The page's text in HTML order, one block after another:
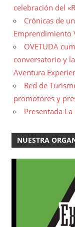
celebración del
Crónicas de
Emprendimiento
OVETUDA
conversatorio y
Aventura
Red de
promotores y
Presentada
NUESTRA